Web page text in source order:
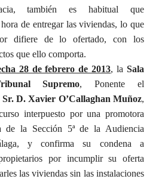
también es habitual que
de entregar las viviendas, lo que
difiere de lo ofertado, con los
que ello comporta.
28 de febrero de 2013, laSala
Supremo, Ponente el
Sr. D. Xavier O’Callaghan Muñoz,
interpuesto por una promotora
de la Sección 5ª de la Audiencia
y confirma su condena a
por incumplir su oferta
las viviendas sin las instalaciones